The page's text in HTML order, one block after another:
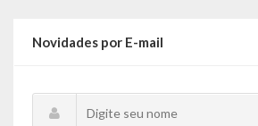
Novidades por E-mail